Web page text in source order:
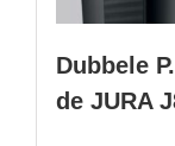
Dubbele
de JURA